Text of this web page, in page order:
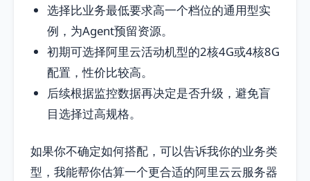
选择比业务最低要求高一个档位的通用型实
例，为Agent预留资源。
初期可选择阿里云活动机型的2核4G或4核8G
配置，性价比较高。
后续根据监控数据再决定是否升级，避免盲
目选择过高规格。
如果你不确定如何搭配，可以告诉我你的业务类
型，我能帮你估算一个更合适的阿里云云服务器